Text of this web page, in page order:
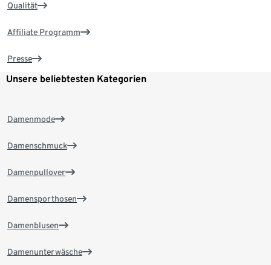
Qualität
Affiliate Programm
Presse
Unsere beliebtesten Kategorien
Damenmode
Damenschmuck
Damenpullover
Damensporthosen
Damenblusen
Damenunterwäsche